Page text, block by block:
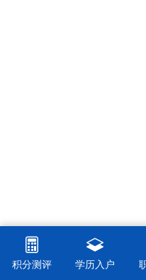
积分测评 学历入户